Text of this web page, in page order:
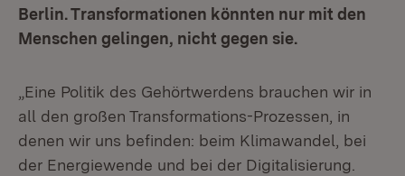
Berlin. Transformationen könnten nur mit den
Menschen gelingen, nicht gegen sie.
„Eine Politik des Gehörtwerdens brauchen wir in
all den großen Transformations-Prozessen, in
denen wir uns befinden: beim Klimawandel, bei
der Energiewende und bei der Digitalisierung.